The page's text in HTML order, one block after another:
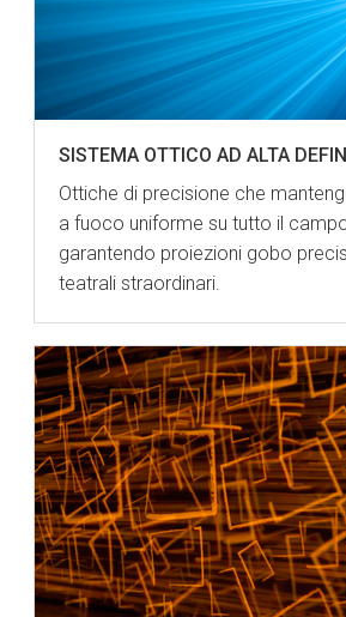
SISTEMA OTTICO AD ALTA
Ottiche di precisione che
a fuoco uniforme su tutto il
garantendo proiezioni gobo
teatrali straordinari.